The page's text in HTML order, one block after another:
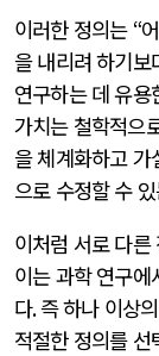
이러한 정의는 “
을 내리려 하기보
연구하는 데 유
가치는 철학적으
을 체계화하고 가
으로 수정할 수
이처럼 서로 다른
이는 과학 연구에
다.즉 하나 이상
적절한 정의를 선